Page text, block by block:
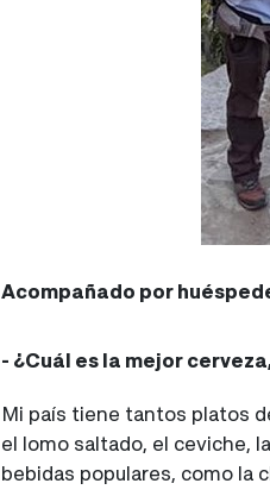
Acompañado por
- ¿Cuál es la mejor
Mi país tiene tantos platos
el lomo saltado, el ceviche,
bebidas populares, como la